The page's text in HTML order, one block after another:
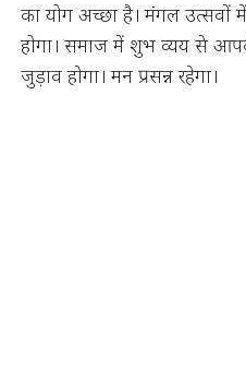
का योग अच्छा है। मंगल उत्सवों
होगा। समाज में शुभ व्यय से
जुड़ाव होगा। मन प्रसन्न रहेगा।